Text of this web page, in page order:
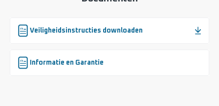
Veiligheidsinstructies downloaden
Informatie en Garantie